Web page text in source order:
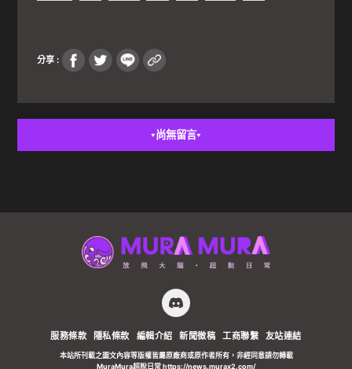
分享 :
▼ 尚無留言▼
服務條款 隱私條款 編輯介紹 新聞徵稿 工商聯繫 友站連結
本站所刊載之圖文內容等版權皆屬原廠商或原作者所有，非經同意請勿轉載
MuraMura超脫日常 https://news.murax2.com/